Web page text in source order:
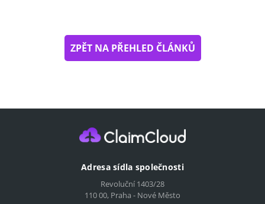
ZPĚT NA PŘEHLED ČLÁNKŮ
Adresa sídla společnosti
Revoluční 1403/28
110 00, Praha - Nové Město